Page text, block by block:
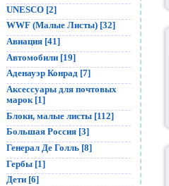
UNESCO [2]
WWF (Малые Листы) [32]
Авиация [41]
Автомобили [19]
Аденауэр Конрад [7]
Аксессуары для почтовых
марок [1]
Блоки, малые листы [112]
Большая Россия [3]
Генерал Де Голль [8]
Гербы [1]
Дети [6]